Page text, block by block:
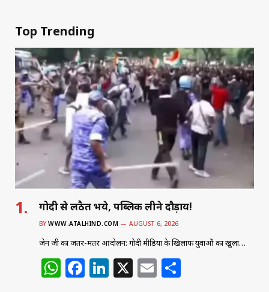
Top Trending
गोदी से लठैत भये, पब्लिक लीने दौड़ाय!
BY WWW.ATALHIND.COM AUGUST 6, 2026
जेन जी का जंतर-मंतर आंदोलन: गोदी मीडिया के खिलाफ युवाओं का खुला…
W F Li X E